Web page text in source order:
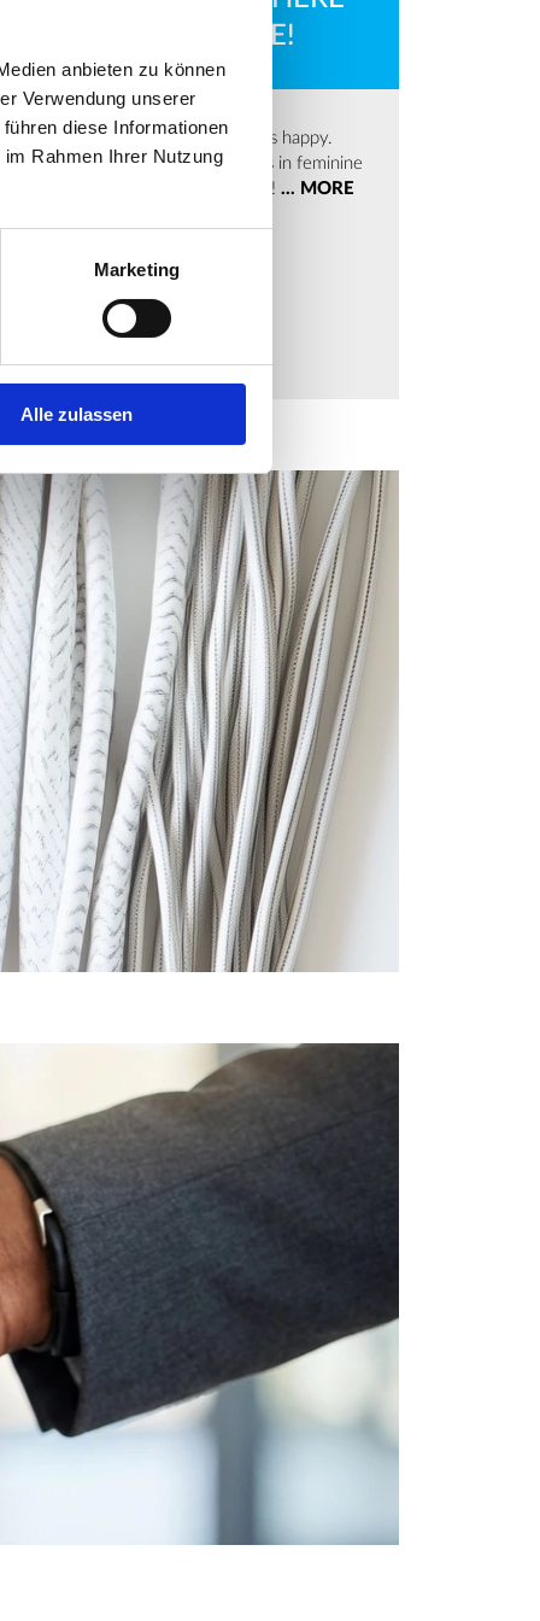
anbieten zu können
Verwendung unserer
diese Informationen
Rahmen Ihrer Nutzung
Marketing
Alle zulassen
INSIDE!
we make babies and their parents happy.
FAVOR®isn't just for diapers. It's in feminine
and incontinence articles as well! ... MORE